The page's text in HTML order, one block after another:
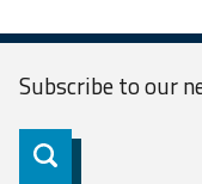
Subscribe to our
Subscribe